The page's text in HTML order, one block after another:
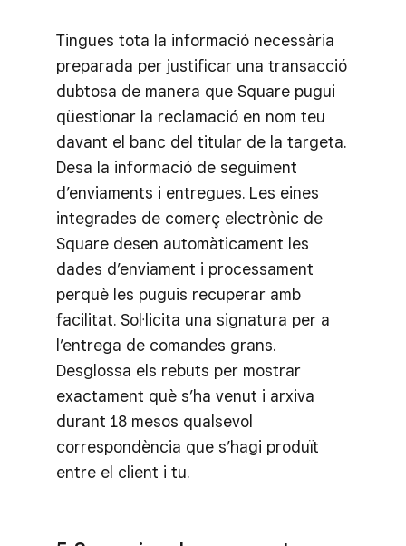
Tingues tota la informació necessària
preparada per justificar una transacció
dubtosa de manera que Square pugui
qüestionar la reclamació en nom teu
davant el banc del titular de la targeta.
Desa la informació de seguiment
d’enviaments i entregues. Les eines
integrades de comerç electrònic de
Square desen automàticament les
dades d’enviament i processament
perquè les puguis recuperar amb
facilitat. Sol·licita una signatura per a
l’entrega de comandes grans.
Desglossa els rebuts per mostrar
exactament què s’ha venut i arxiva
durant 18 mesos qualsevol
correspondència que s’hagi produït
entre el client i tu.